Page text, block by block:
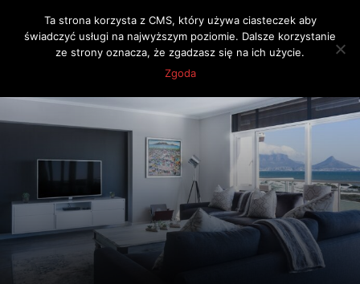
Strona główna Blog finansowy
Ta strona korzysta z CMS, który używa ciasteczek aby
świadczyć usługi na najwyższym poziomie. Dalsze korzystanie
ze strony oznacza, że zgadzasz się na ich użycie.
Zgoda